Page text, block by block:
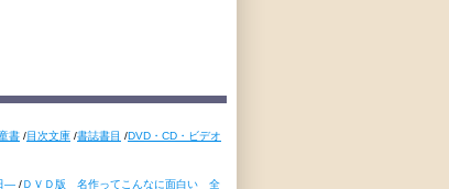
書 /目次文庫 /書誌書目 /DVD・CD・ビデオ
― /ＤＶＤ版 名作ってこんなに面白い 全